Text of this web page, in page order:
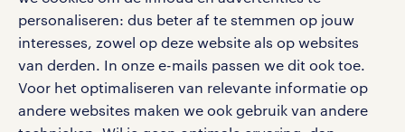
personaliseren: dus beter af te stemmen op jouw
interesses, zowel op deze website als op websites
van derden. In onze e-mails passen we dit ook toe.
Voor het optimaliseren van relevante informatie op
andere websites maken we ook gebruik van andere
vacatures, solliciteren en inspiratie.
werken bij randstad